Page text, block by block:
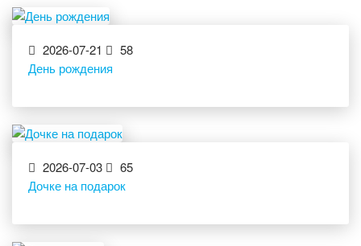
2026-07-21
58
День рождения
2026-07-03
65
Дочке на подарок